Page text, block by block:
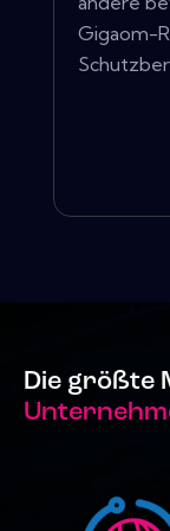
Gigaom-
Die größte